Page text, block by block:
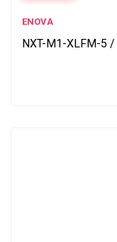
ENOVA
NXT-M1-XLFM-5